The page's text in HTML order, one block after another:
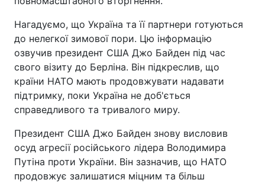
Нагадуємо, що Україна та її партнери готуються
до нелегкої зимової пори. Цю інформацію
озвучив президент США Джо Байден під час
свого візиту до Берліна. Він підкреслив, що
країни НАТО мають продовжувати надавати
підтримку, поки Україна не доб'ється
справедливого та тривалого миру.
Президент США Джо Байден знову висловив
осуд агресії російського лідера Володимира
Путіна проти України. Він зазначив, що НАТО
продовжує залишатися міцним та більш